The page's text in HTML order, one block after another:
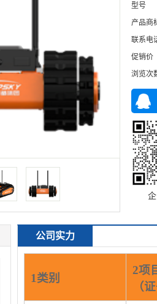
型号
产品商
联系电
促销价
浏览次
公司实力
1类别
2项
（